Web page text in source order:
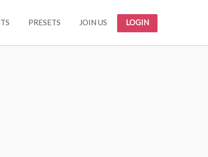
PRESETS JOIN US LOGIN